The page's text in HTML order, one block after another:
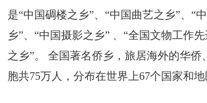
是“中国碉楼之乡”、“中国曲艺之乡”、“
乡”、“中国摄影之乡” 、“全国文物工作
之乡”。 全国著名侨乡，旅居海外的华侨
胞共75万人，分布在世界上67个国家和地